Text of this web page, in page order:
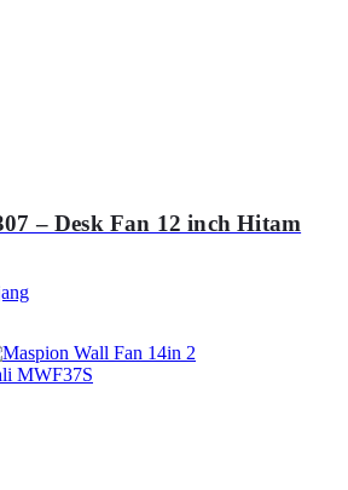
– Desk Fan 12 inch Hitam